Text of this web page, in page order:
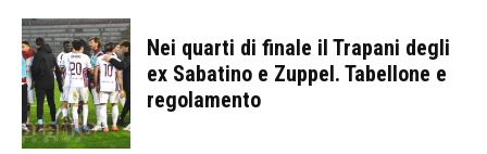
Nei quarti di finale il Trapani degli
ex Sabatino e Zuppel. Tabellone e
regolamento